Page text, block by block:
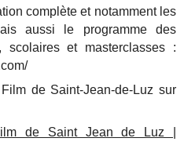
complète et notamment les
aussi le programme des
scolaires et masterclasses :
de Saint-Jean-de-Luz sur
de Saint Jean de Luz |